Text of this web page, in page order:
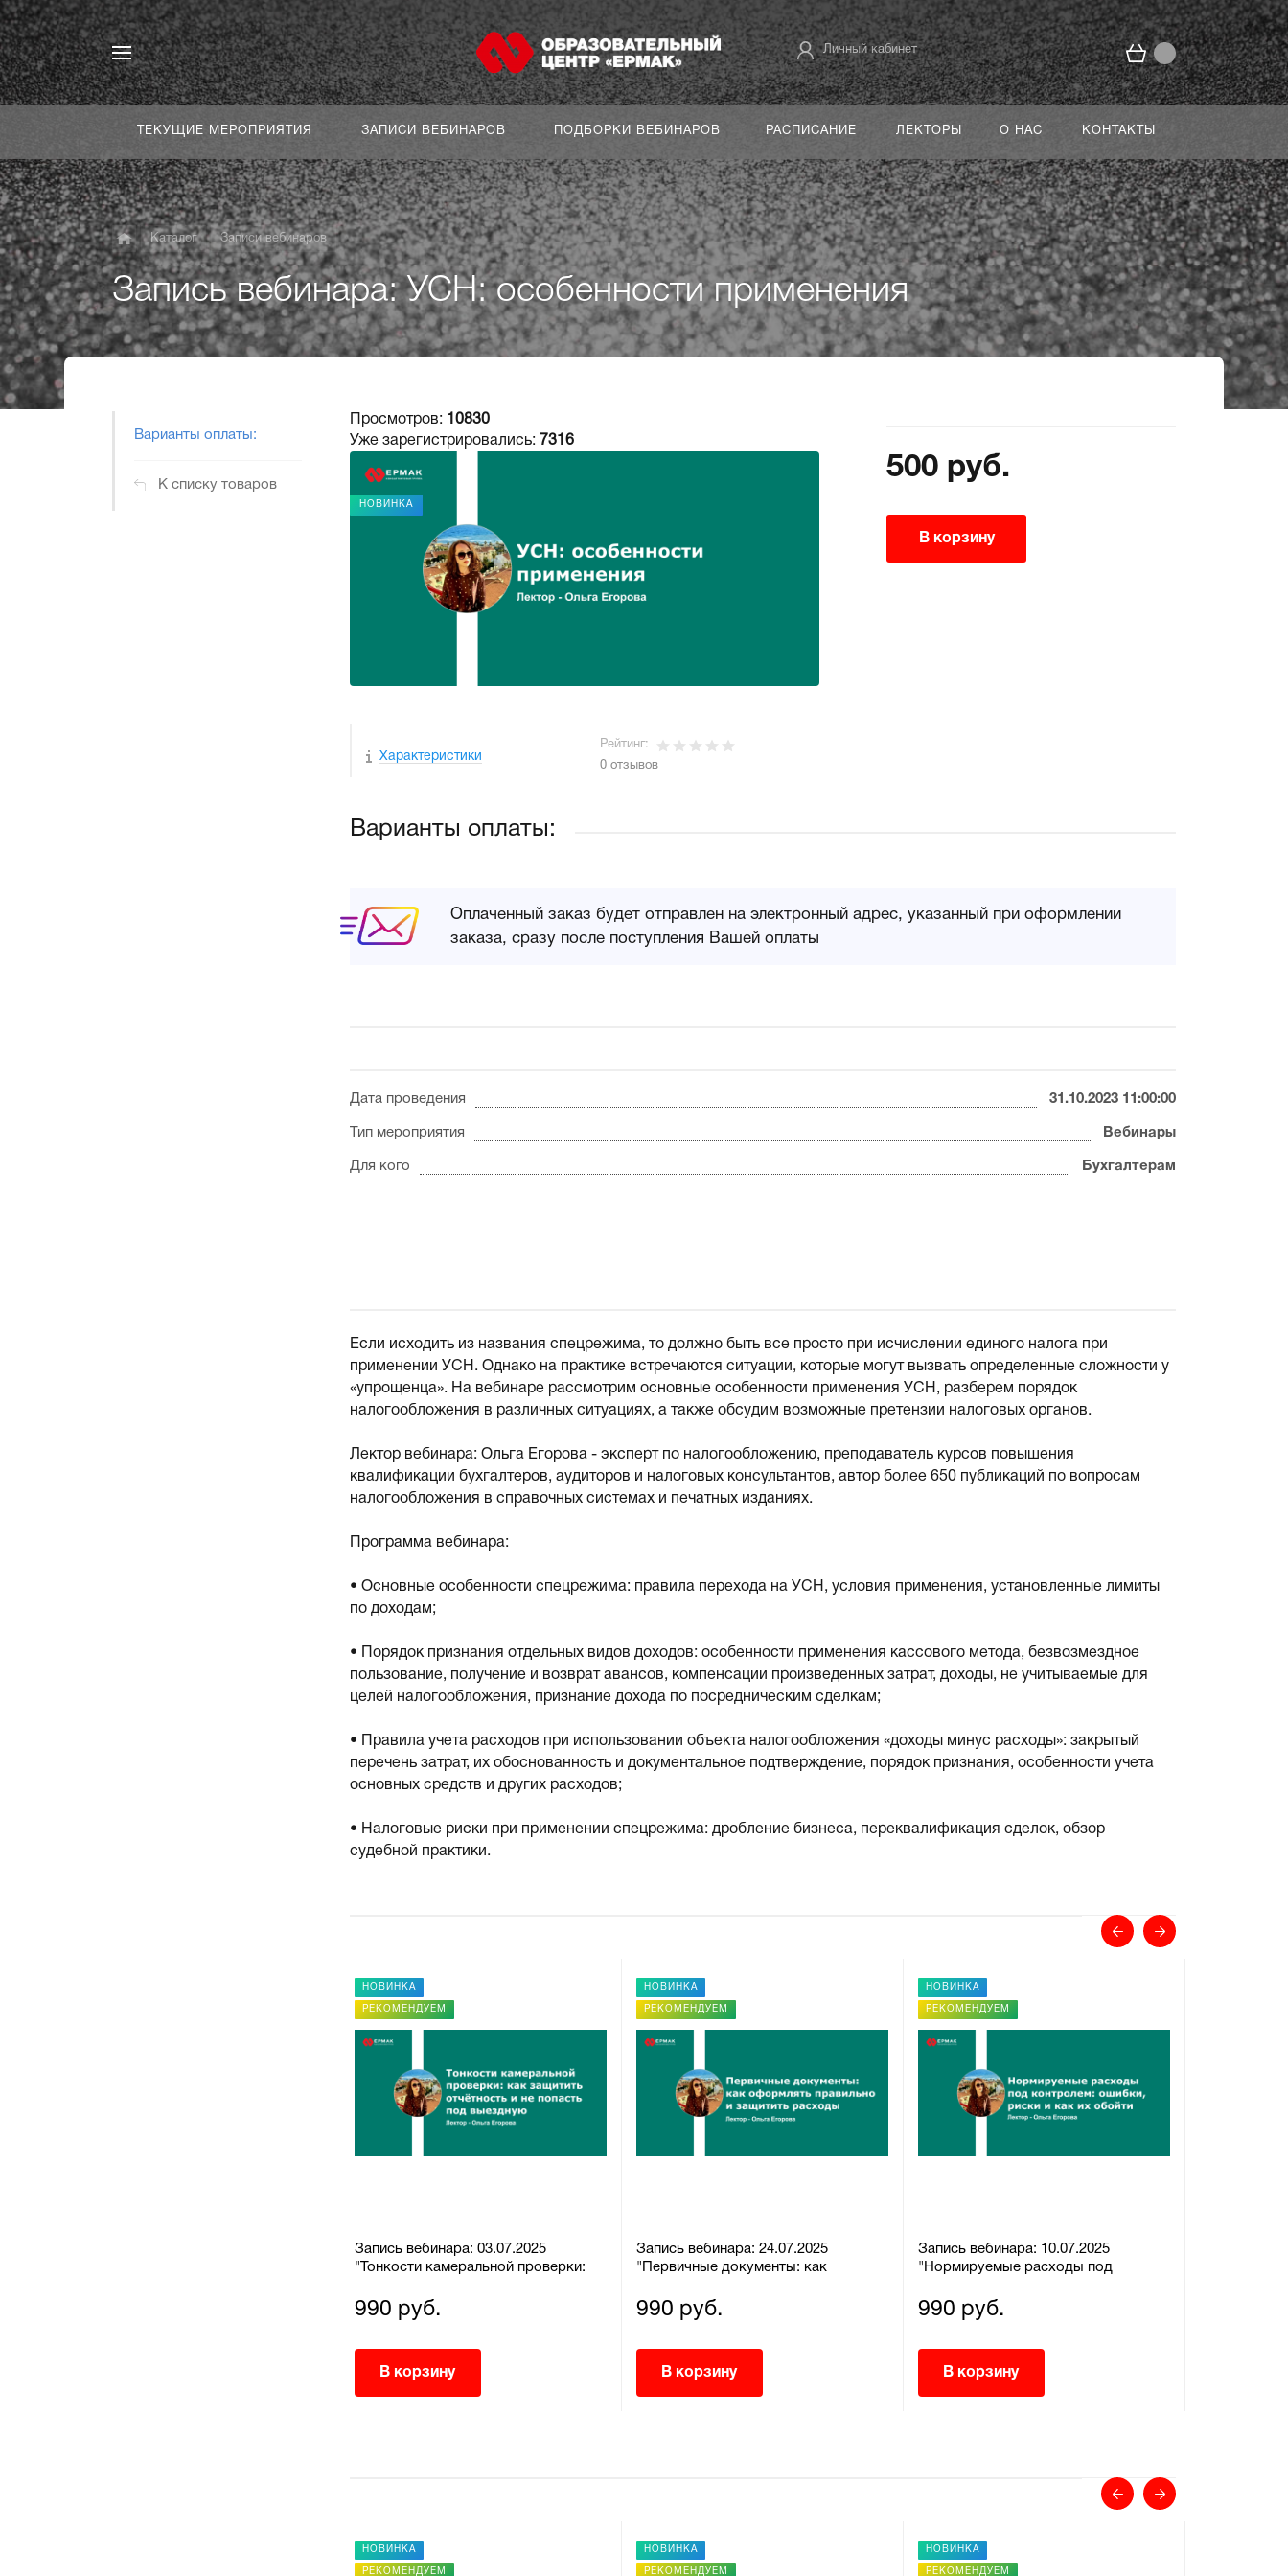
Личный кабинет
ТЕКУЩИЕ МЕРОПРИЯТИЯ ЗАПИСИ ВЕБИНАРОВ ПОДБОРКИ ВЕБИНАРОВ РАСПИСАНИЕ ЛЕКТОРЫ О НАС КОНТАКТЫ
Каталог Записи вебинаров
Запись вебинара: УСН: особенности применения
Варианты оплаты:
К списку товаров
Просмотров:
10830
Уже зарегистрировались: 7316
НОВИНКА
Характеристики
Рейтинг:
0 отзывов
500 руб.
В корзину
Варианты оплаты:
Оплаченный заказ будет отправлен на электронный адрес, указанный при оформлении
заказа, сразу после поступления Вашей оплаты
Дата проведения 31.10.2023 11:00:00
Тип мероприятия Вебинары
Для кого Бухгалтерам
Если исходить из названия спецрежима, то должно быть все просто при исчислении единого налога при
применении УСН. Однако на практике встречаются ситуации, которые могут вызвать определенные сложности у
«упрощенца». На вебинаре рассмотрим основные особенности применения УСН, разберем порядок
налогообложения в различных ситуациях, а также обсудим возможные претензии налоговых органов.
Лектор вебинара: Ольга Егорова - эксперт по налогообложению, преподаватель курсов повышения
квалификации бухгалтеров, аудиторов и налоговых консультантов, автор более 650 публикаций по вопросам
налогообложения в справочных системах и печатных изданиях.
Программа вебинара:
• Основные особенности спецрежима: правила перехода на УСН, условия применения, установленные лимиты
по доходам;
• Порядок признания отдельных видов доходов: особенности применения кассового метода, безвозмездное
пользование, получение и возврат авансов, компенсации произведенных затрат, доходы, не учитываемые для
целей налогообложения, признание дохода по посредническим сделкам;
• Правила учета расходов при использовании объекта налогообложения «доходы минус расходы»: закрытый
перечень затрат, их обоснованность и документальное подтверждение, порядок признания, особенности учета
основных средств и других расходов;
• Налоговые риски при применении спецрежима: дробление бизнеса, переквалификация сделок, обзор
судебной практики.
НОВИНКА
РЕКОМЕНДУЕМ
Запись вебинара: 03.07.2025
"Тонкости камеральной проверки:
попасть под выездную"
990 руб.
В корзину
НОВИНКА
РЕКОМЕНДУЕМ
Запись вебинара: 24.07.2025
"Первичные документы: как
расходы"
990 руб.
В корзину
НОВИНКА
РЕКОМЕНДУЕМ
Запись вебинара: 10.07.2025
"Нормируемые расходы под
обойти"
990 руб.
В корзину
НОВИНКА
РЕКОМЕНДУЕМ
НОВИНКА
РЕКОМЕНДУЕМ
НОВИНКА
РЕКОМЕНДУЕМ